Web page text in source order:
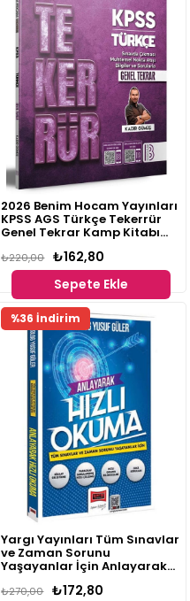
2026 Benim Hocam Yayınları
KPSS AGS Türkçe Tekerrür
Genel Tekrar Kamp Kitabı
₺162,80
₺220,00
Sepete Ekle
Yargı Yayınları Tüm Sınavlar
ve Zaman Sorunu
Yaşayanlar İçin Anlayarak
Hızlı Okuma
₺172,80
₺270,00
%36 İndirim